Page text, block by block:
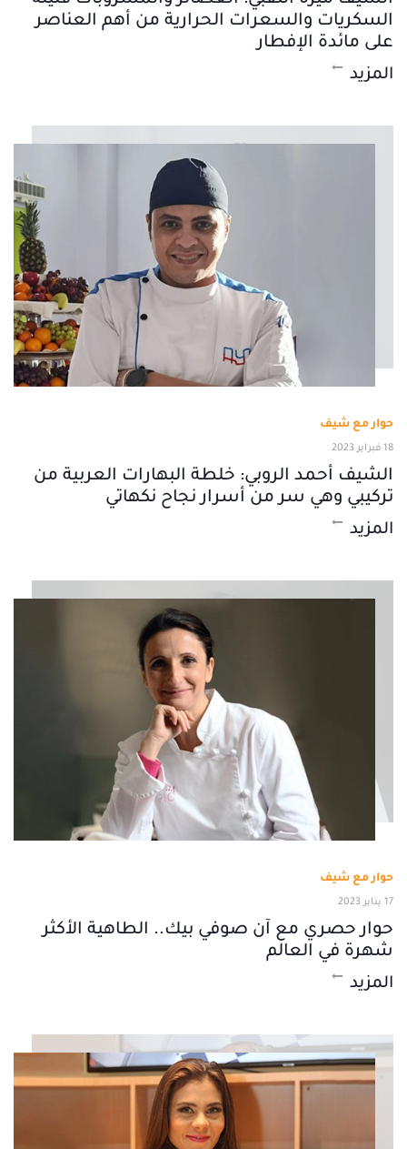
السكريات والسعرات الحرارية من أهم العناصر
على مائدة الإفطار
المزيد
حوار مع شيف
18 فبراير 2023
الشيف أحمد الروبي: خلطة البهارات العربية من
تركيبي وهي سر من أسرار نجاح نكهاتي
المزيد
حوار مع شيف
17 يناير 2023
حوار حصري مع آن صوفي بيك.. الطاهية الأكثر
شهرة في العالم
المزيد